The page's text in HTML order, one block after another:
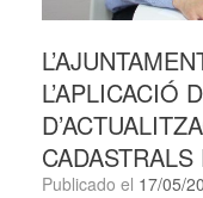
L’APLICACIÓ
Publicado el 17/05/